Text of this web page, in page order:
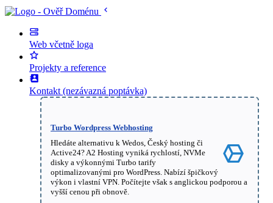
Web včetně loga
Projekty a reference
Kontakt (nezávazná poptávka)
Turbo Wordpress Webhosting
Hledáte alternativu k Wedos, Český hosting či
Active24? A2 Hosting vyniká rychlostí, NVMe
disky a výkonnými Turbo tarify
optimalizovanými pro WordPress. Nabízí špičkový
výkon i vlastní VPN. Počítejte však s anglickou podporou a
vyšší cenou při obnově.